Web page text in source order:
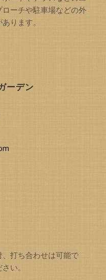
ーチや駐車場などの外
ります。
ーデン
打ち合わせは可能で
い。